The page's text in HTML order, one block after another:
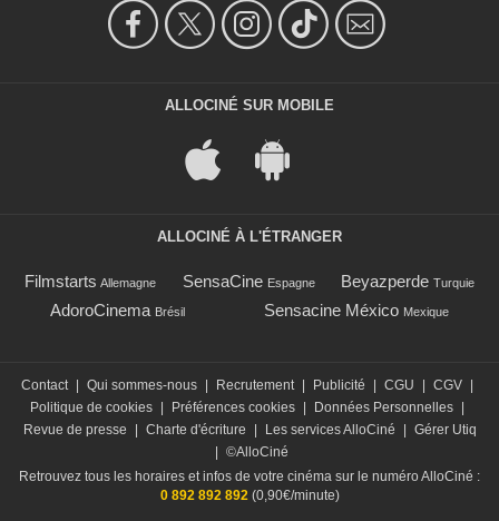
ALLOCINÉ SUR MOBILE
ALLOCINÉ À L'ÉTRANGER
Filmstarts Allemagne SensaCine Espagne Beyazperde Turquie
AdoroCinema Brésil Sensacine México Mexique
Contact | Qui sommes-nous | Recrutement | Publicité | CGU | CGV |
Politique de cookies | Préférences cookies | Données Personnelles |
Revue de presse
| Charte d'écriture | Les services AlloCiné | Gérer Utiq
| ©AlloCiné
Retrouvez tous les horaires et infos de votre cinéma sur le numéro AlloCiné :
0 892 892 892 (0,90€/minute)